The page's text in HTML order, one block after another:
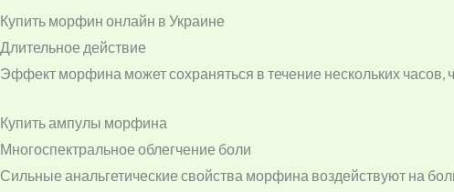
Купить морфин онлайн в Украине
Длительное действие
Эффект морфина может сохраняться в течение нескольких часов,
Купить ампулы морфина
Многоспектральное облегчение боли
Сильные анальгетические свойства морфина воздействуют на